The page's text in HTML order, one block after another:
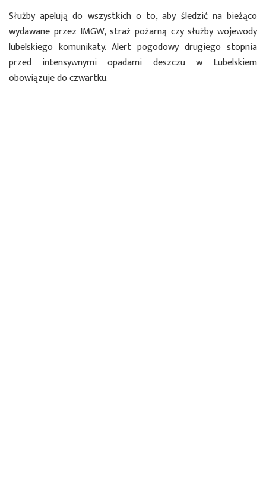
Służby apelują do wszystkich o to, aby śledzić na bieżąco
wydawane przez IMGW, straż pożarną czy służby wojewody
lubelskiego komunikaty. Alert pogodowy drugiego stopnia
przed intensywnymi opadami deszczu w Lubelskiem
obowiązuje do czwartku.